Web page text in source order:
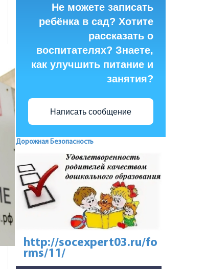
Не можете записать
ребёнка в сад? Хотите
рассказать о
воспитателях? Знаете,
как улучшить питание и
занятия?
Написать сообщение
Дорожная Безопасность
http://socexpert03.ru/fo
rms/11/